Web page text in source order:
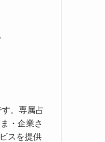
。専属占
・企業さ
スを提供